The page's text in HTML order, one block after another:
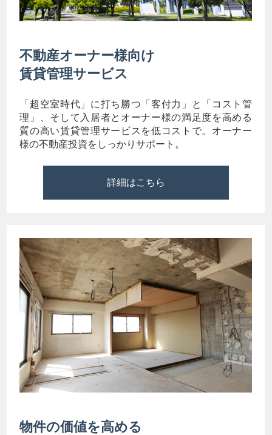
不動産オーナー様向け
賃貸管理サービス
「超空室時代」に打ち勝つ「客付力」と「コスト管
理」、そして入居者とオーナー様の満足度を高める
質の高い賃貸管理サービスを低コストで。オーナー
様の不動産投資をしっかりサポート。
詳細はこちら
物件の価値を高める